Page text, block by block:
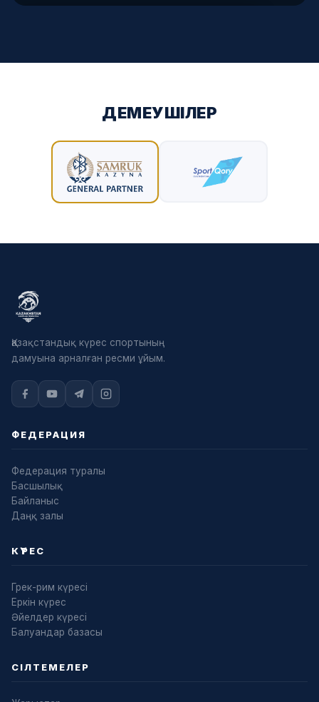
ДЕМЕУШІЛЕР
Қазақстандық күрес спортының
дамуына арналған ресми ұйым.
ФЕДЕРАЦИЯ
Федерация туралы
Басшылық
Байланыс
Даңқ залы
КҮРЕС
Грек-рим күресі
Еркін күрес
Әйелдер күресі
Балуандар базасы
СІЛТЕМЕЛЕР